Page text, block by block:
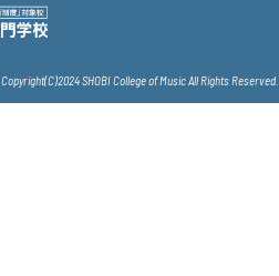
Copyright(C)2024 SHOBI College of Music All Rights Reserved.